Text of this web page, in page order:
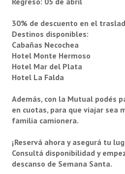
Galería de videos
Información general
Reseña histórica
la 15 D
BENEFICIOS MÉDICOS
Descuentos en farmacia
Audífonos
30% de descuento en el
Destinos disponibles:
Cabañas Necochea
Hotel Monte Hermoso
Hotel Mar del Plata
Hotel La Falda
Además, con la Mutual podés
en cuotas, para que viajar sea
familia camionera.
¡Reservá ahora y asegurá tu
Consultá disponibilidad y
descanso de Semana Santa.